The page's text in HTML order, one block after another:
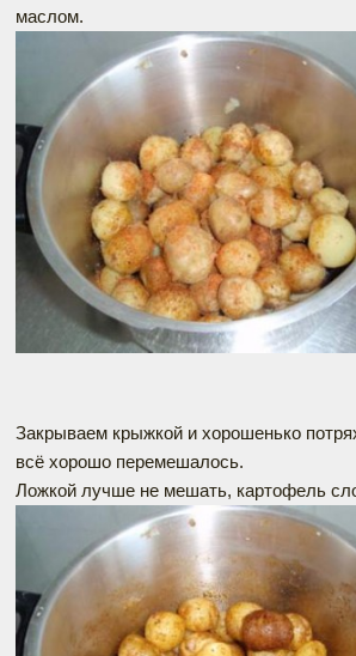
маслом.
Закрываем крыжкой и хорошенько
всё хорошо перемешалось.
Ложкой лучше не мешать, картофель